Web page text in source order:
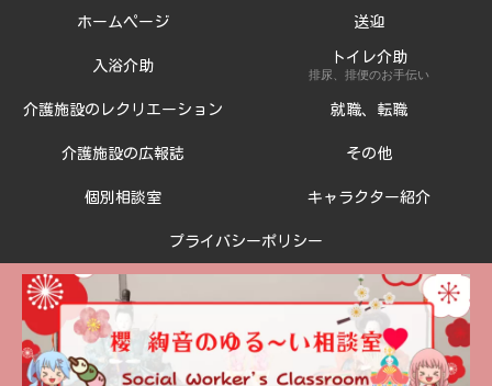
ホームページ 送迎
入浴介助
トイレ介助
排尿、排便のお手伝い
介護施設のレクリエーション 就職、転職
介護施設の広報誌 その他
個別相談室 キャラクター紹介
プライバシーポリシー